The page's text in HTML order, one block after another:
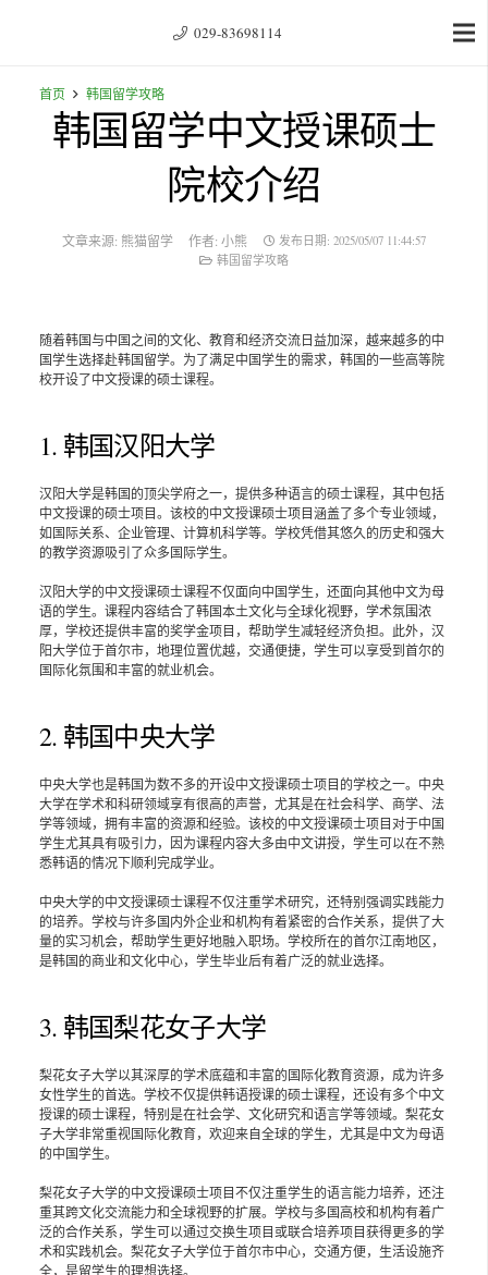
029-83698114
首页 韩国留学攻略
韩国留学中文授课硕士
院校介绍
文章来源: 熊猫留学 作者:小熊 发布日期: 2025/05/07 11:44:57
韩国留学攻略
随着韩国与中国之间的文化、教育和经济交流日益加深，越来越多的中
国学生选择赴韩国留学。为了满足中国学生的需求，韩国的一些高等院
校开设了中文授课的硕士课程。
1. 韩国汉阳大学
汉阳大学是韩国的顶尖学府之一，提供多种语言的硕士课程，其中包括
中文授课的硕士项目。该校的中文授课硕士项目涵盖了多个专业领域，
如国际关系、企业管理、计算机科学等。学校凭借其悠久的历史和强大
的教学资源吸引了众多国际学生。
汉阳大学的中文授课硕士课程不仅面向中国学生，还面向其他中文为母
语的学生。课程内容结合了韩国本土文化与全球化视野，学术氛围浓
厚，学校还提供丰富的奖学金项目，帮助学生减轻经济负担。此外，汉
阳大学位于首尔市，地理位置优越，交通便捷，学生可以享受到首尔的
国际化氛围和丰富的就业机会。
2. 韩国中央大学
中央大学也是韩国为数不多的开设中文授课硕士项目的学校之一。中央
大学在学术和科研领域享有很高的声誉，尤其是在社会科学、商学、法
学等领域，拥有丰富的资源和经验。该校的中文授课硕士项目对于中国
学生尤其具有吸引力，因为课程内容大多由中文讲授，学生可以在不熟
悉韩语的情况下顺利完成学业。
中央大学的中文授课硕士课程不仅注重学术研究，还特别强调实践能力
的培养。学校与许多国内外企业和机构有着紧密的合作关系，提供了大
量的实习机会，帮助学生更好地融入职场。学校所在的首尔江南地区，
是韩国的商业和文化中心，学生毕业后有着广泛的就业选择。
3. 韩国梨花女子大学
梨花女子大学以其深厚的学术底蕴和丰富的国际化教育资源，成为许多
女性学生的首选。学校不仅提供韩语授课的硕士课程，还设有多个中文
授课的硕士课程，特别是在社会学、文化研究和语言学等领域。梨花女
子大学非常重视国际化教育，欢迎来自全球的学生，尤其是中文为母语
的中国学生。
梨花女子大学的中文授课硕士项目不仅注重学生的语言能力培养，还注
重其跨文化交流能力和全球视野的扩展。学校与多国高校和机构有着广
泛的合作关系，学生可以通过交换生项目或联合培养项目获得更多的学
术和实践机会。梨花女子大学位于首尔市中心，交通方便，生活设施齐
全，是留学生的理想选择。